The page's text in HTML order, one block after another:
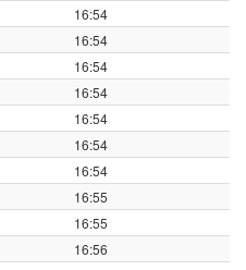
16:54
16:54
16:54
16:54
16:54
16:54
16:54
16:55
16:55
16:56